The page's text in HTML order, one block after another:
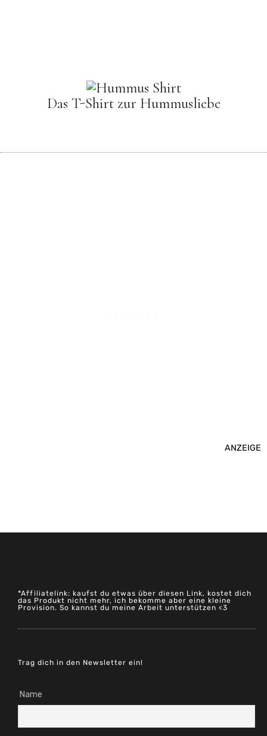
Das T-Shirt zur Hummusliebe
ANZEIGE
*Affiliatelink: kaufst du etwas über diesen Link, kostet dich
das Produkt nicht mehr, ich bekomme aber eine kleine
Provision. So kannst du meine Arbeit unterstützen <3
Trag dich in den Newsletter ein!
Name